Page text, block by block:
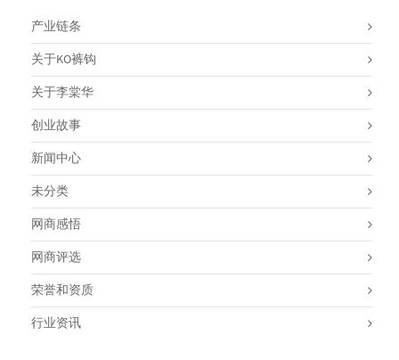
产业链条
关于KO裤钩
关于李棠华
创业故事
新闻中心
未分类
网商感悟
网商评选
荣誉和资质
行业资讯